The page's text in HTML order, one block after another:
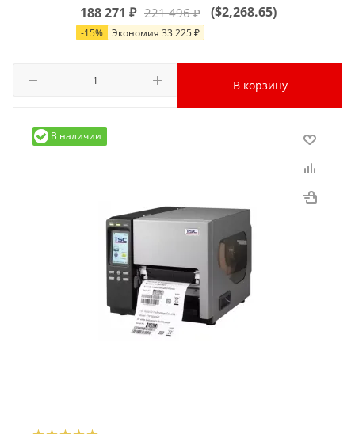
188 271 ₽ 221 496₽
-15% Экономия 33 225₽
($2,268.65)
В корзину
В наличии